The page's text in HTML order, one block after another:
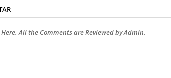
All the Comments are Reviewed by Admin.